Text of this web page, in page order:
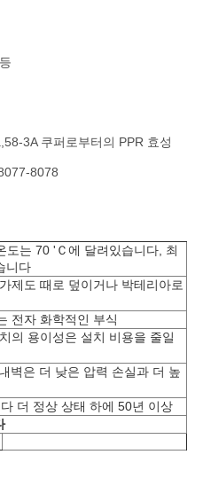
3A 쿠퍼로부터의 PPR 효성
8078
는 70 'Ｃ에 달려있습니다, 최
니다
제도 때로 덮이거나 박테리아로
전자 화학적인 부식
의 용이성은 설치 비용을 줄일
벽은 더 낮은 압력 손실과 더 높
더 정상 상태 하에 50년 이상